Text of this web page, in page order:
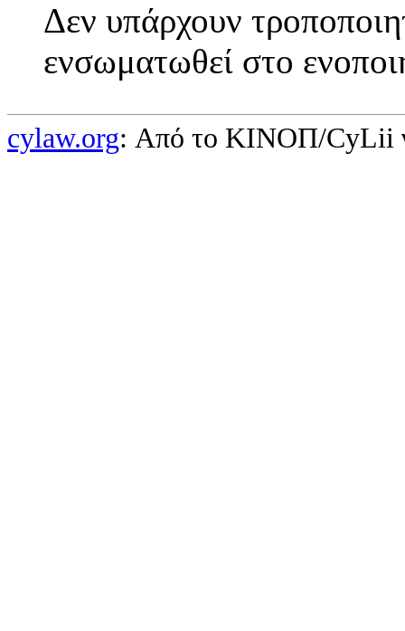
Δεν υπάρχουν
ενσωματωθεί στο
cylaw.org: Από το ΚΙΝOΠ/CyLii